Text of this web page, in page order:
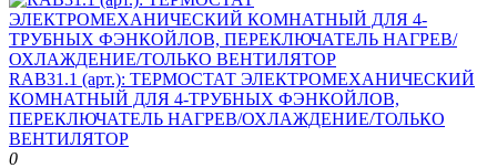
RAB31.1 (арт.): ТЕРМОСТАТ ЭЛЕКТРОМЕХАНИЧЕСКИЙ
КОМНАТНЫЙ ДЛЯ 4-ТРУБНЫХ ФЭНКОЙЛОВ,
ПЕРЕКЛЮЧАТЕЛЬ НАГРЕВ/ОХЛАЖДЕНИЕ/ТОЛЬКО
ВЕНТИЛЯТОР
0